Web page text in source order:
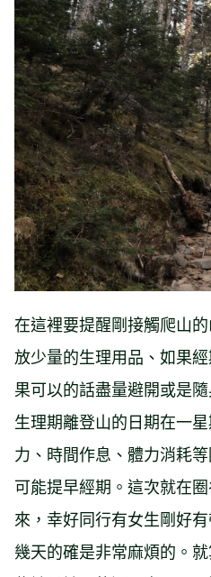
在這裡要提醒剛接觸爬山
放少量的生理用品、如果
果可以的話盡量避開或是
生理期離登山的日期在一
力、時間作息、體力消耗
可能提早經期。這次就在
來，幸好同行有女生剛好
幾天的確是非常麻煩的。